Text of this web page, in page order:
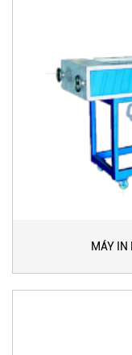
MÁY IN